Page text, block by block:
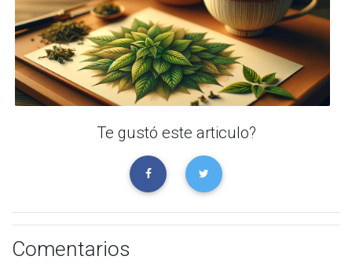
Te gustó este articulo?
Comentarios